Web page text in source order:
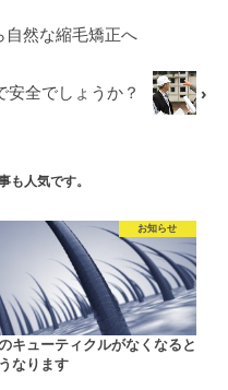
自然な縮毛矯正へ
安全でしょうか？
も人気です。
お知らせ
キューティクルがなくなると
なります